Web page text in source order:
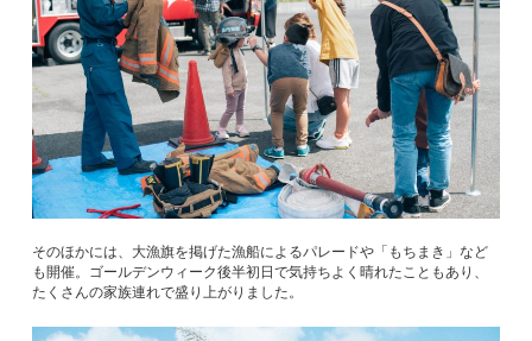
そのほかには、大漁旗を掲げた漁船によるパレードや「もちまき」など
も開催。ゴールデンウィーク後半初日で気持ちよく晴れたこともあり、
たくさんの家族連れで盛り上がりました。